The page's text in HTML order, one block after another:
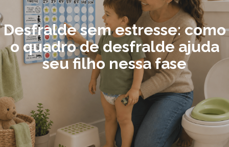
Desfralde sem estresse: como
o quadro de desfralde ajuda
seu filho nessa fase